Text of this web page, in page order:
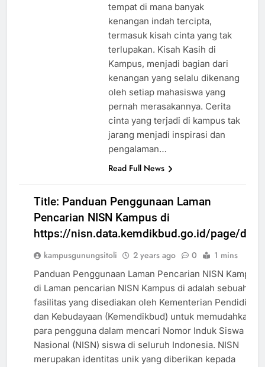
tempat di mana banyak
kenangan indah tercipta,
termasuk kisah cinta yang tak
terlupakan. Kisah Kasih di
Kampus, menjadi bagian dari
kenangan yang selalu dikenang
oleh setiap mahasiswa yang
pernah merasakannya. Cerita
cinta yang terjadi di kampus tak
jarang menjadi inspirasi dan
pengalaman…
Read Full News
ARTIKEL
Title: Panduan Penggunaan Laman
Pencarian NISN Kampus di
https://nisn.data.kemdikbud.go.id/page/data
kampusgunungsitoli 2 years ago 0 1 mins
Panduan Penggunaan Laman Pencarian NISN Kampus
di Laman pencarian NISN Kampus di adalah sebuah
fasilitas yang disediakan oleh Kementerian Pendidikan
dan Kebudayaan (Kemendikbud) untuk memudahkan
para pengguna dalam mencari Nomor Induk Siswa
Nasional (NISN) siswa di seluruh Indonesia. NISN
merupakan identitas unik yang diberikan kepada